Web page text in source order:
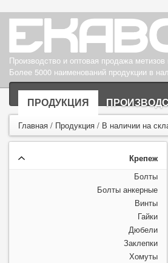
Производство и оптовая продажа
Более 5000 наименований продукции в
ПРОДУКЦИЯ
Главная / Продукция / В наличии на
Крепеж
Болты
Болты анкерные
Винты
Гайки
Дюбели
Заклепки
Хомуты